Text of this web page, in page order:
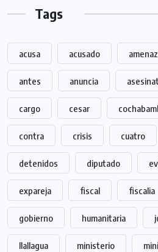
Tags
acusa acusado
antes anuncia
cargo cesar
contra crisis cuatro
detenidos diputado
expareja fiscal fiscalia
gobierno humanitaria
llallagua ministerio